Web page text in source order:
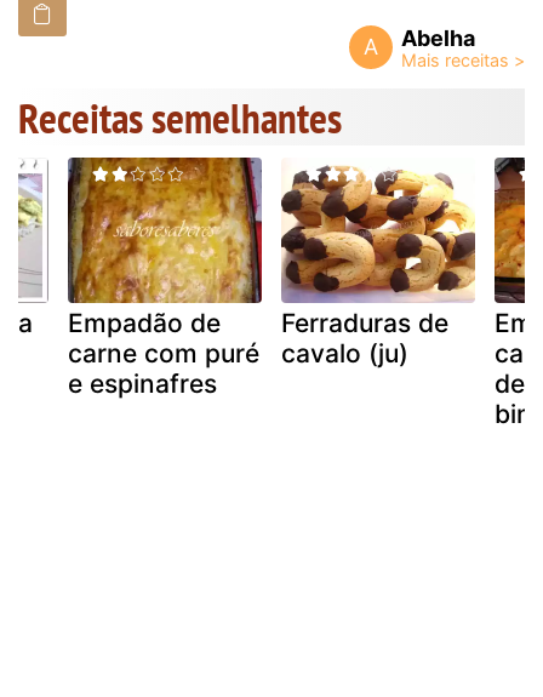
A Abelha
Receitas semelhantes
Empadão de
carne com puré
e espinafres
Ferraduras de
cavalo (ju)
de